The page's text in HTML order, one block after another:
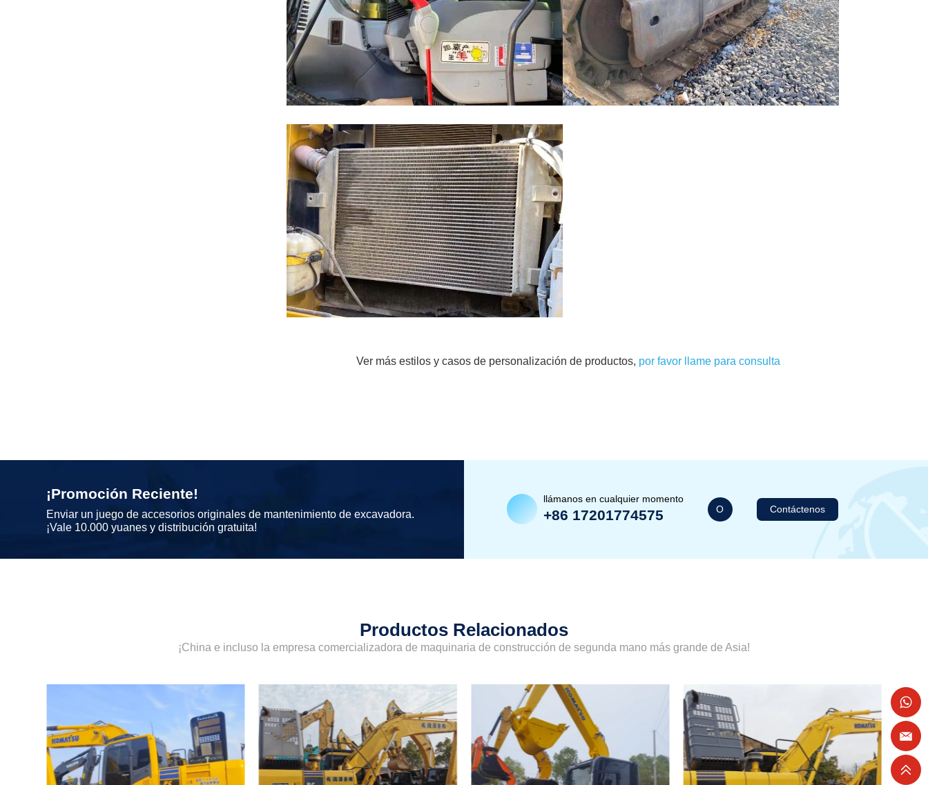
Ver más estilos y casos de personalización de productos, por favor llame para consulta
¡Promoción Reciente!
Enviar un juego de accesorios originales de mantenimiento de excavadora.
¡Vale 10.000 yuanes y distribución gratuita!
llámanos en cualquier momento
+86 17201774575 O Contáctenos
Productos Relacionados
¡China e incluso la empresa comercializadora de maquinaria de construcción de segunda mano más grande de Asia!